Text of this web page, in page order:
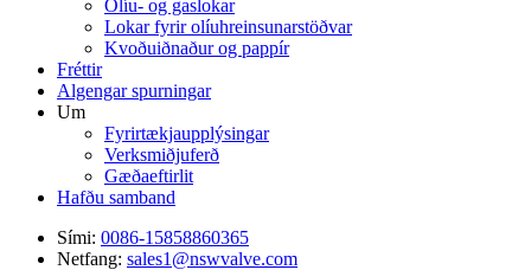
Olíu- og gaslokar
Lokar fyrir olíuhreinsunarstöðvar
Kvoðuiðnaður og pappír
Fréttir
Algengar spurningar
Um
Fyrirtækjaupplýsingar
Verksmiðjuferð
Gæðaeftirlit
Hafðu samband
Sími: 0086-15858860365
Netfang: sales1@nswvalve.com